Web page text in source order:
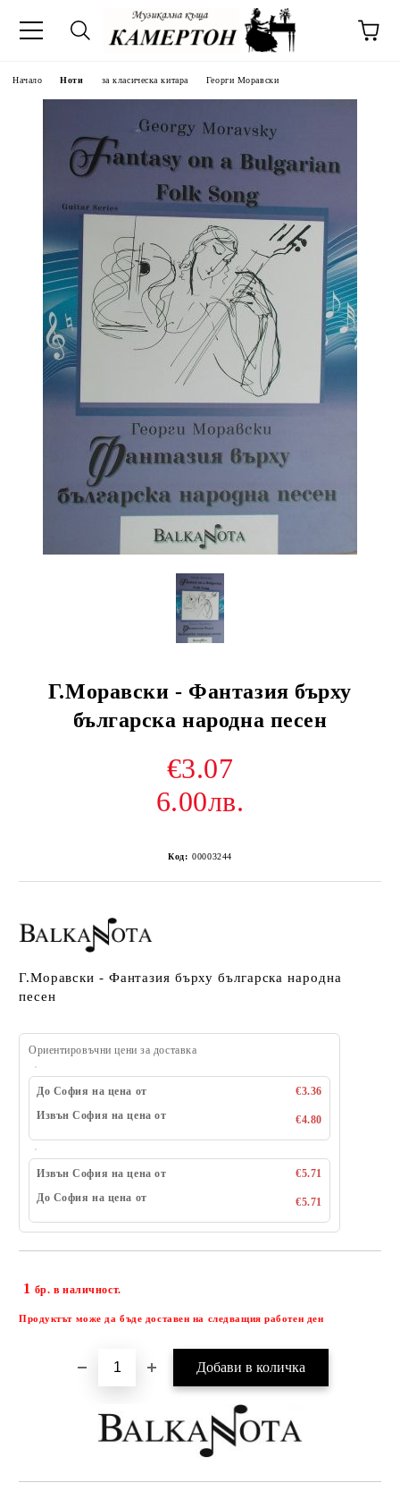
Начало Ноти за класическа китара Георги Моравски
Г.Моравски - Фантазия бърху
българска народна песен
€3.07
6.00лв.
Код: 00003244
Г.Моравски - Фантазия бърху българска народна
песен
Ориентировъчни цени за доставка
До София на цена от
€3.36
Извън София на цена от
€4.80
Извън София на цена от
€5.71
До София на цена от
€5.71
1 бр. в наличност.
Продуктът може да бъде доставен на следващия работен ден